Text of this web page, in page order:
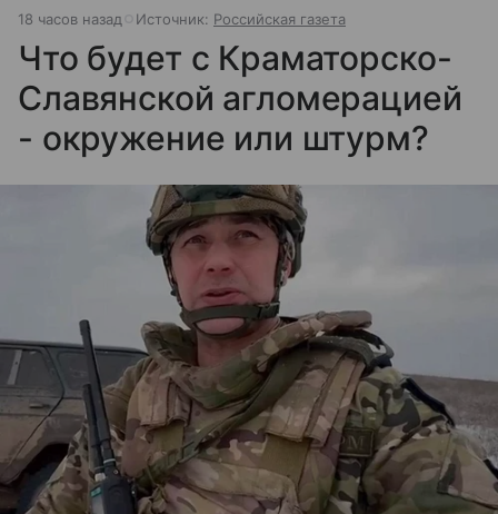
18 часов назад Источник: Российская газета
Что будет с Краматорско-
Славянской агломерацией
- окружение или штурм?